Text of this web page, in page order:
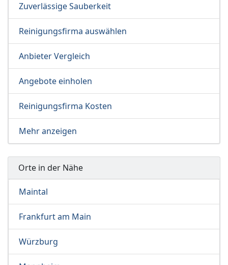
Zuverlässige Sauberkeit
Reinigungsfirma auswählen
Anbieter Vergleich
Angebote einholen
Reinigungsfirma Kosten
Mehr anzeigen
Orte in der Nähe
Maintal
Frankfurt am Main
Würzburg